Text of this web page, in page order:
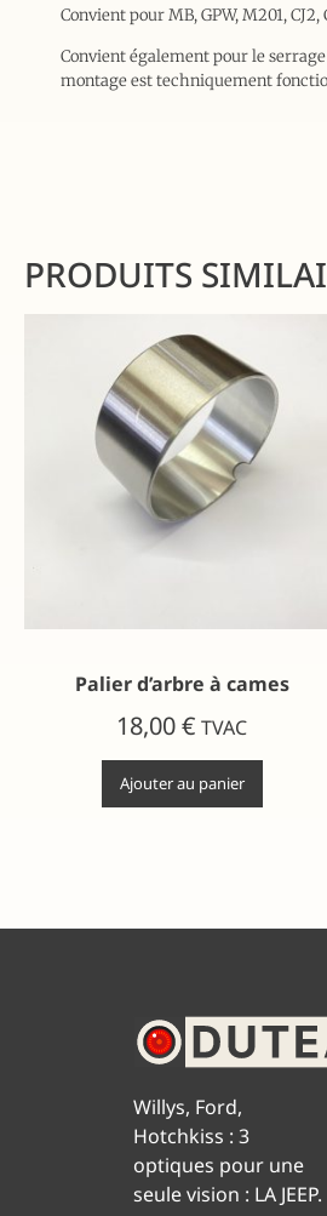
Convient pour MB, GPW, M201, CJ2,
Convient également pour le
montage est techniquement
PRODUITS
Palier d’arbre à cames
18,00€ TVAC
Ajouter au panier
Willys, Ford,
Hotchkiss : 3
optiques pour une
seule vision : LA JEEP.